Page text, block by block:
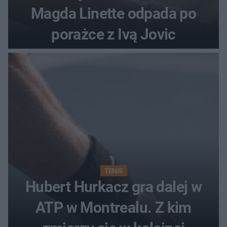
Magda Linette odpada po
porażce z Ivą Jovic
TENIS
Hubert Hurkacz gra dalej w
ATP w Montrealu. Z kim